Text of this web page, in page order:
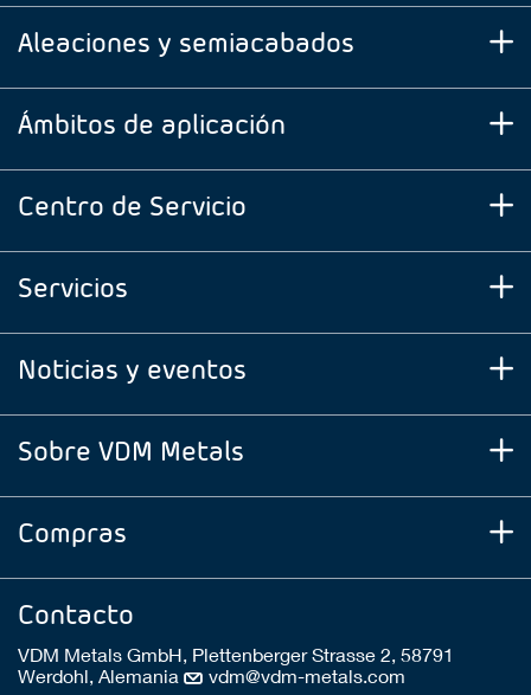
Aleaciones y semiacabados
Ámbitos de aplicación
Centro de Servicio
Servicios
Noticias y eventos
Sobre VDM Metals
Compras
Contacto
VDM Metals GmbH, Plettenberger Strasse 2, 58791
Werdohl, Alemania
vdm@vdm-metals.com